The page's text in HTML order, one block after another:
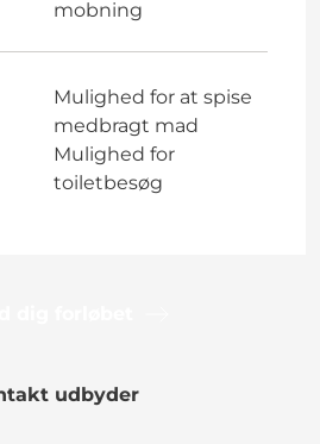
mobning
Mulighed for at spise
medbragt mad
Mulighed for
toiletbesøg
udbyder